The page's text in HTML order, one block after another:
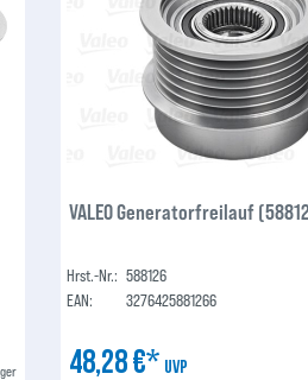
VALEO Generatorfreilauf
Hrst.-Nr.: 588126
EAN:
3276425881266
48,28 €* UVP